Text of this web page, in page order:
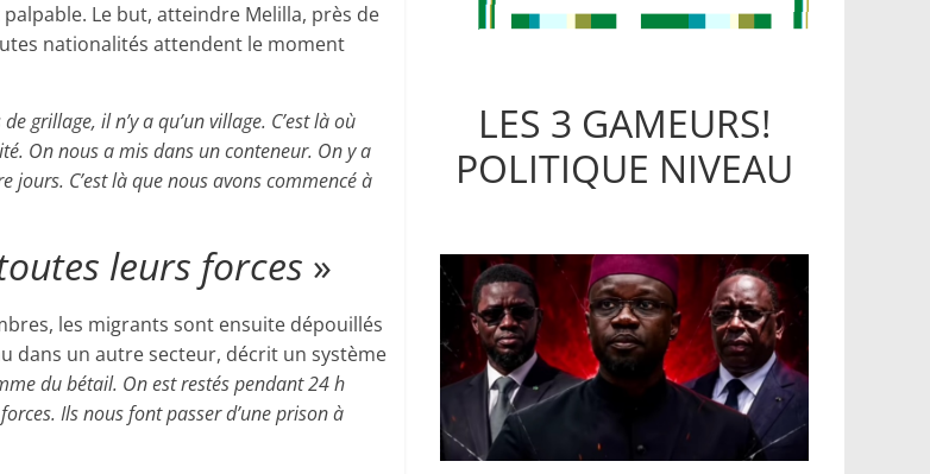
Le but, atteindre Melilla, près de
nationalités attendent le moment
grillage, il n’y a qu’un village. C’est là où
On nous a mis dans un conteneur. On y a
jours. C’est là que nous avons commencé à
leurs forces »
les migrants sont ensuite dépouillés
dans un autre secteur, décrit un système
du bétail. On est restés pendant 24 h
Ils nous font passer d’une prison à
LES 3 GAMEURS!
POLITIQUE NIVEAU